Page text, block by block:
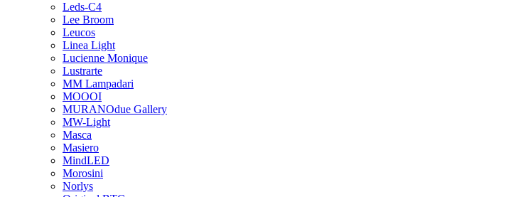
Leds-C4
Lee Broom
Leucos
Linea Light
Lucienne Monique
Lustrarte
MM Lampadari
MOOOI
MURANOdue Gallery
MW-Light
Masca
Masiero
MindLED
Morosini
Norlys